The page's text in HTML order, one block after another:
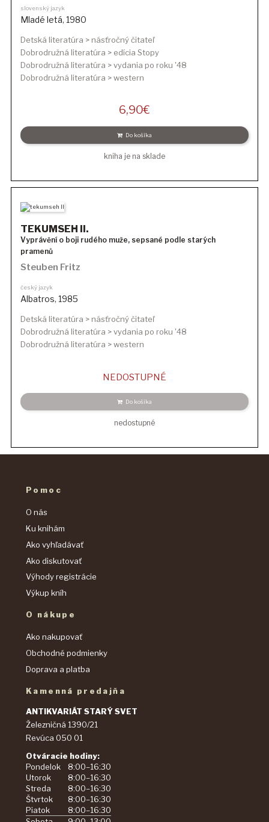
slovenský jazyk
Mladé letá, 1980
Detská literatúra > násťročný čitateľ
Dobrodružná literatúra > edícia Stopy
Dobrodružná literatúra > vydania po roku '48
Dobrodružná literatúra > western
6,90€
Do košíka
kniha je na sklade
TEKUMSEH II.
Vyprávění o boji rudého muže, sepsané podle starých
pramenů
Steuben Fritz
český jazyk
Albatros, 1985
Detská literatúra > násťročný čitateľ
Dobrodružná literatúra > vydania po roku '48
Dobrodružná literatúra > western
NEDOSTUPNÉ
Do košíka
nedostupné
Pomoc
O nás
Ku knihám
Ako vyhľadávať
Ako diskutovať
Výhody registrácie
Výkup kníh
O nákupe
Ako nakupovať
Obchodné podmienky
Doprava a platba
Kamenná predajňa
ANTIKVARIÁT STARÝ SVET
Železničná 1390/21
Revúca 050 01
Otváracie hodiny:
Pondelok
8:00–16:30
Utorok
8:00–16:30
Streda
8:00–16:30
Štvrtok
8:00–16:30
Piatok
8:00–16:30